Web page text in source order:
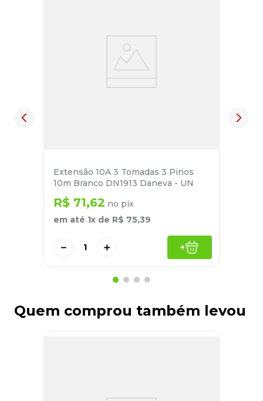
Extensão 10A 3 Tomadas 3 Pinos
10m Branco DN1913 Daneva - UN
R$ 71,62 no pix
em até 1x de R$ 75,39
＋
－ +
Quem comprou também levou